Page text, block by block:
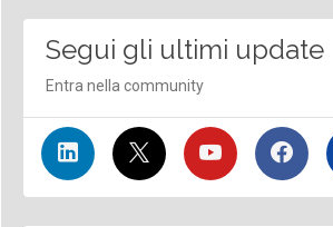
Segui gli ultimi update
Entra nella community